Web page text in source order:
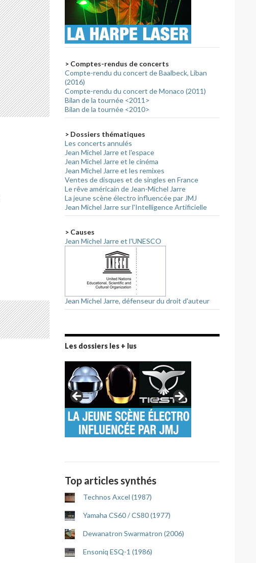
> Comptes-rendus de concerts
Compte-rendu du concert de Baalbeck, Liban
(2016)
Compte-rendu du concert de Monaco (2011)
Bilan de la tournée <2011>
Bilan de la tournée <2010>
> Dossiers thématiques
Les concerts annulés
Jean Michel Jarre et l'espace
Jean Michel Jarre et le cinéma
Jean Michel Jarre et les remixes
Ventes de disques et de singles en France
Le rêve américain de Jean-Michel Jarre
La jeune scène électro influencée par JMJ
Jean Michel Jarre sur l'Intelligence Artificielle
> Causes
Jean Michel Jarre et l'UNESCO
Jean Michel Jarre, défenseur du droit d'auteur
Les dossiers les + lus
Top articles synthés
Technos Axcel (1987)
Yamaha CS60 / CS80 (1977)
Dewanatron Swarmatron (2006)
Ensoniq ESQ-1 (1986)